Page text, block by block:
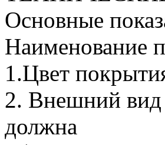
Основные
Наименование
1.Цвет
2. Внешний вид
должна